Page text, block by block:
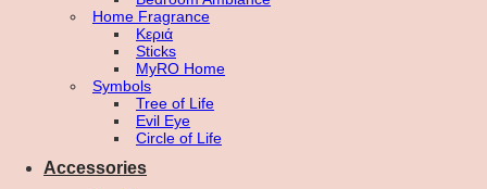
Home Fragrance
Κεριά
Sticks
MyRO Home
Symbols
Tree of Life
Evil Eye
Circle of Life
Accessories